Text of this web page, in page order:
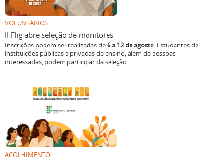
VOLUNTÁRIOS
II Flig abre seleção de monitores
Inscrições podem ser realizadas de6 a 12 de agosto. Estudantes de
instituições públicas e privadas de ensino, além de pessoas
interessadas, podem participar da seleção.
ACOLHIMENTO